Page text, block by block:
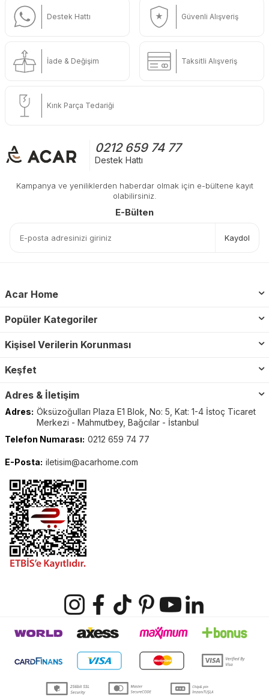
Destek Hattı Güvenli Alışveriş
İade & Değişim Taksitli Alışveriş
Kırık Parça Tedariği
0212 659 74 77
Destek Hattı
Kampanya ve yeniliklerden haberdar olmak için e-bültene kayıt
olabilirsiniz.
E-Bülten
Kaydol
Acar Home
Popüler Kategoriler
Kişisel Verilerin Korunması
Keşfet
Adres & İletişim
Adres: Öksüzoğulları Plaza E1 Blok, No: 5, Kat: 1-4 İstoç Ticaret
Merkezi - Mahmutbey, Bağcılar - İstanbul
Telefon Numarası: 0212 659 74 77
E-Posta: iletisim@acarhome.com